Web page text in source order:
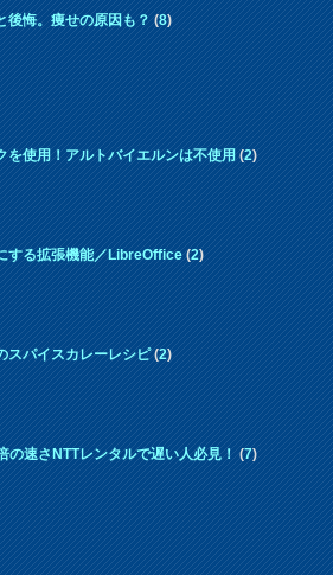
後悔。痩せの原因も？(8)
を使用！アルトバイエルンは不使用(2)
する拡張機能／LibreOffice(2)
スパイスカレーレシピ(2)
の速さNTTレンタルで遅い人必見！(7)